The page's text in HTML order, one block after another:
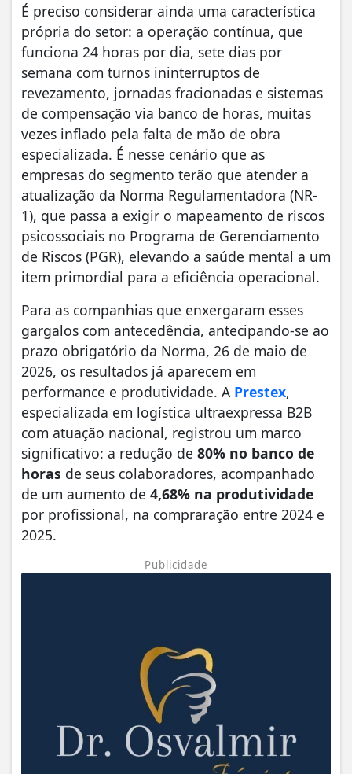
É preciso considerar ainda uma característica
própria do setor: a operação contínua, que
funciona 24 horas por dia, sete dias por
semana com turnos ininterruptos de
revezamento, jornadas fracionadas e sistemas
de compensação via banco de horas, muitas
vezes inflado pela falta de mão de obra
especializada. É nesse cenário que as
empresas do segmento terão que atender a
atualização da Norma Regulamentadora (NR-
1), que passa a exigir o mapeamento de riscos
psicossociais no Programa de Gerenciamento
de Riscos (PGR), elevando a saúde mental a um
item primordial para a eficiência operacional.
Para as companhias que enxergaram esses
gargalos com antecedência, antecipando-se ao
prazo obrigatório da Norma, 26 de maio de
2026, os resultados já aparecem em
performance e produtividade. A Prestex,
especializada em logística ultraexpressa B2B
com atuação nacional, registrou um marco
significativo: a redução de 80% no banco de
horas de seus colaboradores, acompanhado
de um aumento de 4,68% na produtividade
por profissional, na compraração entre 2024 e
2025.
Publicidade